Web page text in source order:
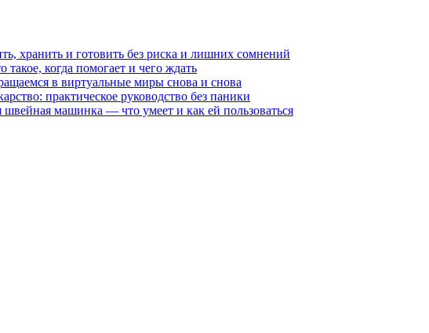
хранить и готовить без риска и лишних сомнений
такое, когда помогает и чего ждать
в виртуальные миры снова и снова
практическое руководство без паники
швейная машинка — что умеет и как ей пользоваться